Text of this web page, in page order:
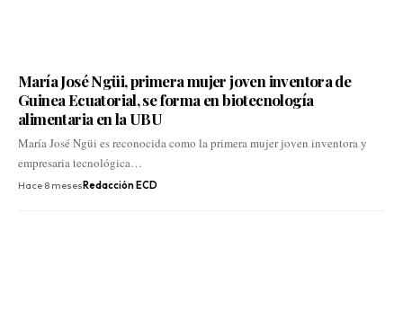
María José Ngüi, primera mujer joven inventora de
Guinea Ecuatorial, se forma en biotecnología
alimentaria en la UBU
María José Ngüi es reconocida como la primera mujer joven inventora y
empresaria tecnológica…
Hace 8 mesesRedacción ECD